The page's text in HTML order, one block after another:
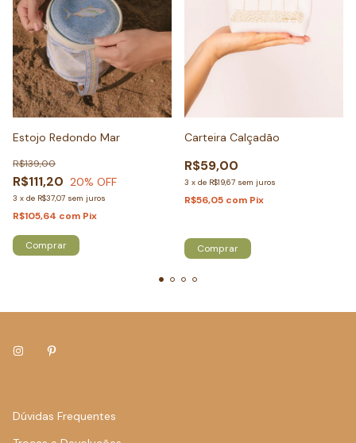
Estojo Redondo Mar
R$111,20
R$139,00
20% OFF
3 x de R$37,07 sem juros
R$105,64 com Pix
Carteira Calçadão
R$59,00
3 x de R$19,67 sem juros
R$56,05 com Pix
Dúvidas Frequentes